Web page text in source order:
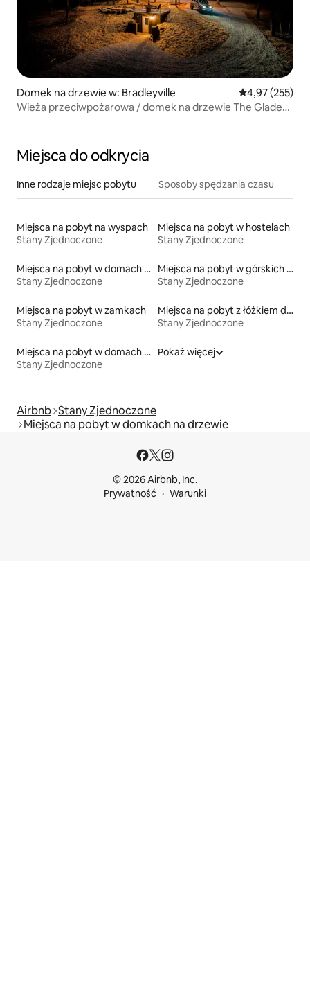
Domek na drzewie w: Bradleyville Średnia
4,97 (255)
Wieża przeciwpożarowa / domek na drzewie The Glade
Miejsca do odkrycia
Inne rodzaje miejsc pobytu Sposoby spędzania czasu
Miejsca na pobyt na wyspach
Stany Zjednoczone
Miejsca na pobyt w hostelach
Stany Zjednoczone
Miejsca na pobyt w domach w pobliżu jeziora
Stany Zjednoczone
Miejsca na pobyt w górskich chatach
Stany Zjednoczone
Miejsca na pobyt w zamkach
Stany Zjednoczone
Miejsca na pobyt z łóżkiem dla osoby z niepełnosprawnością
Stany Zjednoczone
Miejsca na pobyt w domach wakacyjnych
Stany Zjednoczone
Pokaż więcej
Airbnb Stany Zjednoczone
Miejsca na pobyt w domkach na drzewie
© 2026 Airbnb, Inc.
Prywatność
Warunki